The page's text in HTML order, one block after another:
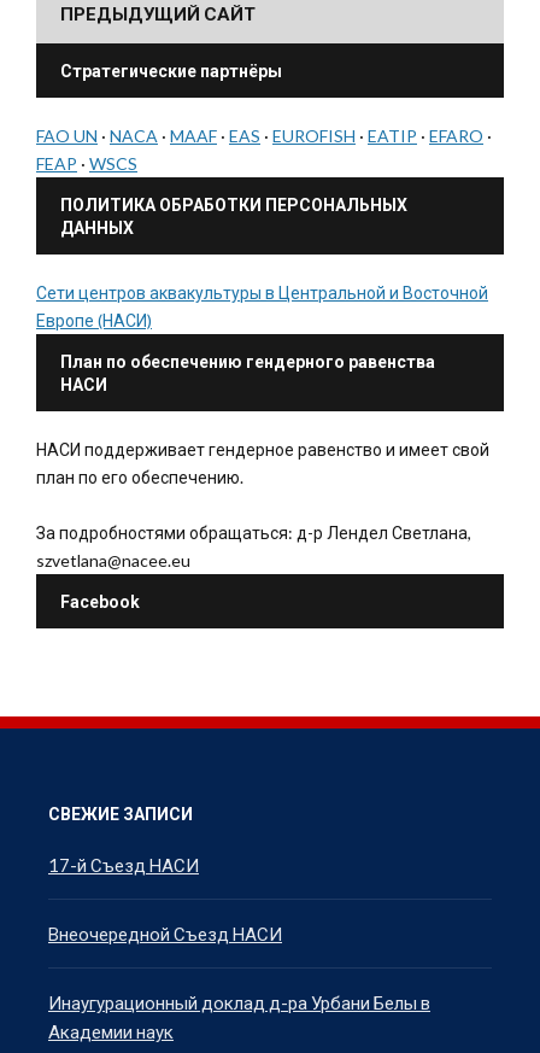
ПРЕДЫДУЩИЙ САЙТ
Стратегические партнёры
FAO UN · NACA · MAAF · EAS · EUROFISH · EATIP · EFARO ·
FEAP · WSCS
ПОЛИТИКА ОБРАБОТКИ ПЕРСОНАЛЬНЫХ
ДАННЫХ
Сети центров аквакультуры в Центральной и Восточной
Европе (НАСИ)
План по обеспечению гендерного равенства
НАСИ
НАСИ поддерживает гендерное равенство и имеет свой
план по его обеспечению.
За подробностями обращаться: д-р Лендел Светлана,
szvetlana@nacee.eu
Facebook
СВЕЖИЕ ЗАПИСИ
17-й Съезд НАСИ
Внеочередной Съезд НАСИ
Инаугурационный доклад д-ра Урбани Белы в
Академии наук